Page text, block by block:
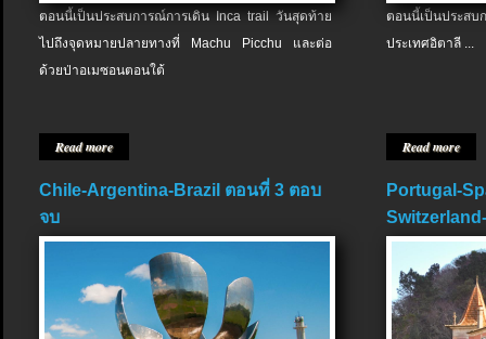
ตอนนี้เป็นประสบการณ์การเดิน Inca trail วันสุดท้าย
ไปถึงจุดหมายปลายทางที่ Machu Picchu และต่อ
ด้วยป่าอเมซอนตอนใต้
Read more
ตอนนี้เป็นประส
ประเทศอิตาลี ...
Read more
Chile-Argentina-Brazil ตอนที่ 3 ตอบ
จบ
Portugal-